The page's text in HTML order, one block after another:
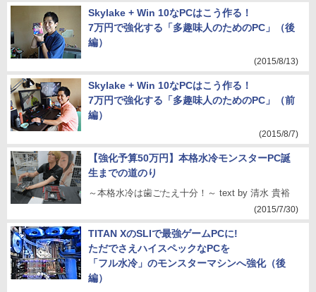
Skylake + Win 10なPCはこう作る！
7万円で強化する「多趣味人のためのPC」（後
編）
(2015/8/13)
Skylake + Win 10なPCはこう作る！
7万円で強化する「多趣味人のためのPC」（前
編）
(2015/8/7)
【強化予算50万円】本格水冷モンスターPC誕
生までの道のり
～本格水冷は歯ごたえ十分！～ text by 清水 貴裕
(2015/7/30)
TITAN XのSLIで最強ゲームPCに!
ただでさえハイスペックなPCを
「フル水冷」のモンスターマシンへ強化（後
編）